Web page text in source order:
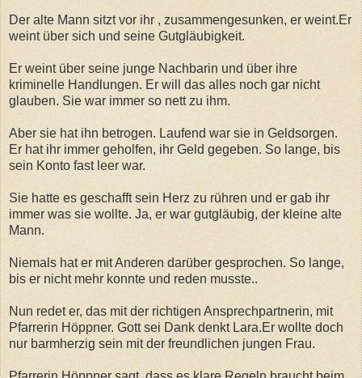
Der alte Mann sitzt vor ihr , zusammengesunken, er weint.Er
weint über sich und seine Gutgläubigkeit.
Er weint über seine junge Nachbarin und über ihre
kriminelle Handlungen. Er will das alles noch gar nicht
glauben. Sie war immer so nett zu ihm.
Aber sie hat ihn betrogen. Laufend war sie in Geldsorgen.
Er hat ihr immer geholfen, ihr Geld gegeben. So lange, bis
sein Konto fast leer war.
Sie hatte es geschafft sein Herz zu rühren und er gab ihr
immer was sie wollte. Ja, er war gutgläubig, der kleine alte
Mann.
Niemals hat er mit Anderen darüber gesprochen. So lange,
bis er nicht mehr konnte und reden musste..
Nun redet er, das mit der richtigen Ansprechpartnerin, mit
Pfarrerin Höppner. Gott sei Dank denkt Lara.Er wollte doch
nur barmherzig sein mit der freundlichen jungen Frau.